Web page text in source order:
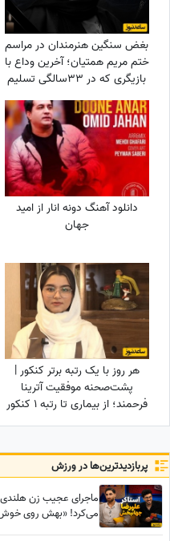
بغض سنگین هنرمندان در مراسم
ختم مریم همتیان؛ آخرین وداع با
بازیگری که در 33سالگی تسلیم
ستاره اسکندری تا مسعود
فراستی و هانیه غلامی در سوگ
بازیگر فقید
دانلود آهنگ دونه انار از امید
جهان
هر روز با یک رتبه برتر کنکور |
پشت‌صحنه موفقیت آترینا
فرحمند؛ از بیماری تا رتبه 1 کنکور
پربازدید‌ترین‌ها در ورزش
ماجرای عجیب زن
می‌کرد! «بهش روی